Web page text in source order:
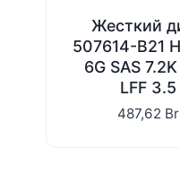
Жесткий
507614-B21
6G SAS
LFF 3.5
487,62 Br